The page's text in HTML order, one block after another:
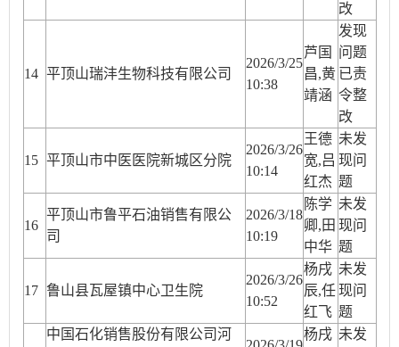
改
14 平顶山瑞沣生物科技有限公司
2026/3/25
10:38
芦国
昌,黄
靖涵
发现
问题
已责
令整
改
15 平顶山市中医医院新城区分院
2026/3/26
10:14
王德
宽,吕
红杰
未发
现问
题
16
平顶山市鲁平石油销售有限公
司
2026/3/18
10:19
陈学
卿,田
中华
未发
现问
题
17 鲁山县瓦屋镇中心卫生院
2026/3/26
10:52
杨戌
辰,任
红飞
未发
现问
题
中国石化销售股份有限公司河
杨戌 未发